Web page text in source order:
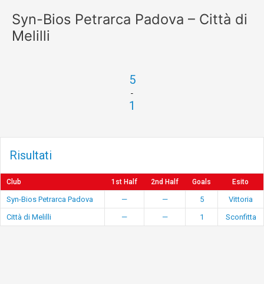
Syn-Bios Petrarca Padova – Città di
Melilli
5
-
1
Risultati
Club 1st Half 2nd Half Goals Esito
Syn-Bios Petrarca Padova — — 5
Vittoria
Città di Melilli
— — 1 Sconfitta